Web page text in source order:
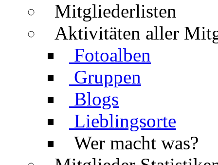
Mitgliederlisten
Aktivitäten aller
Fotoalben
Gruppen
Blogs
Lieblingsorte
Wer macht was?